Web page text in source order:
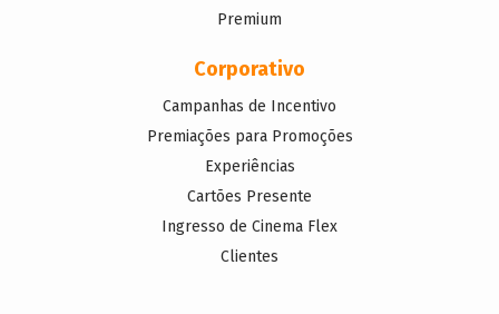
Premium
Corporativo
Campanhas de Incentivo
Premiações para Promoções
Experiências
Cartões Presente
Ingresso de Cinema Flex
Clientes